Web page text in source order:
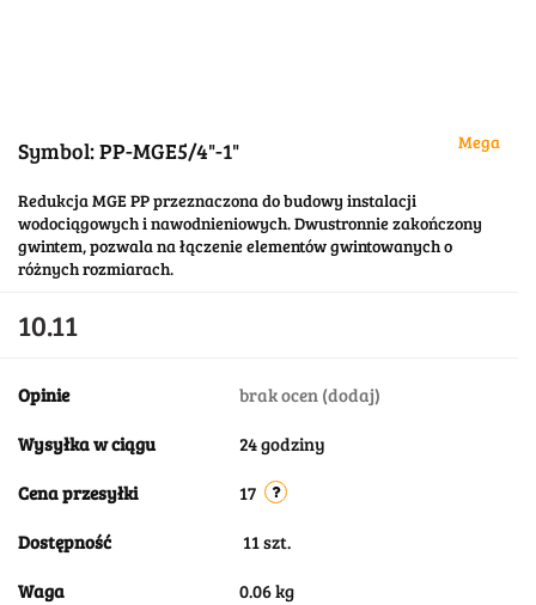
Symbol:PP-MGE5/4"-1" Mega
Redukcja MGE PP przeznaczona do budowy instalacji
wodociągowych i nawodnieniowych. Dwustronnie zakończony
gwintem, pozwala na łączenie elementów gwintowanych o
różnych rozmiarach.
10.11
Opinie brak ocen (dodaj)
Wysyłka w ciągu 24 godziny
Cena przesyłki 17
Dostępność 11szt.
Waga 0.06 kg